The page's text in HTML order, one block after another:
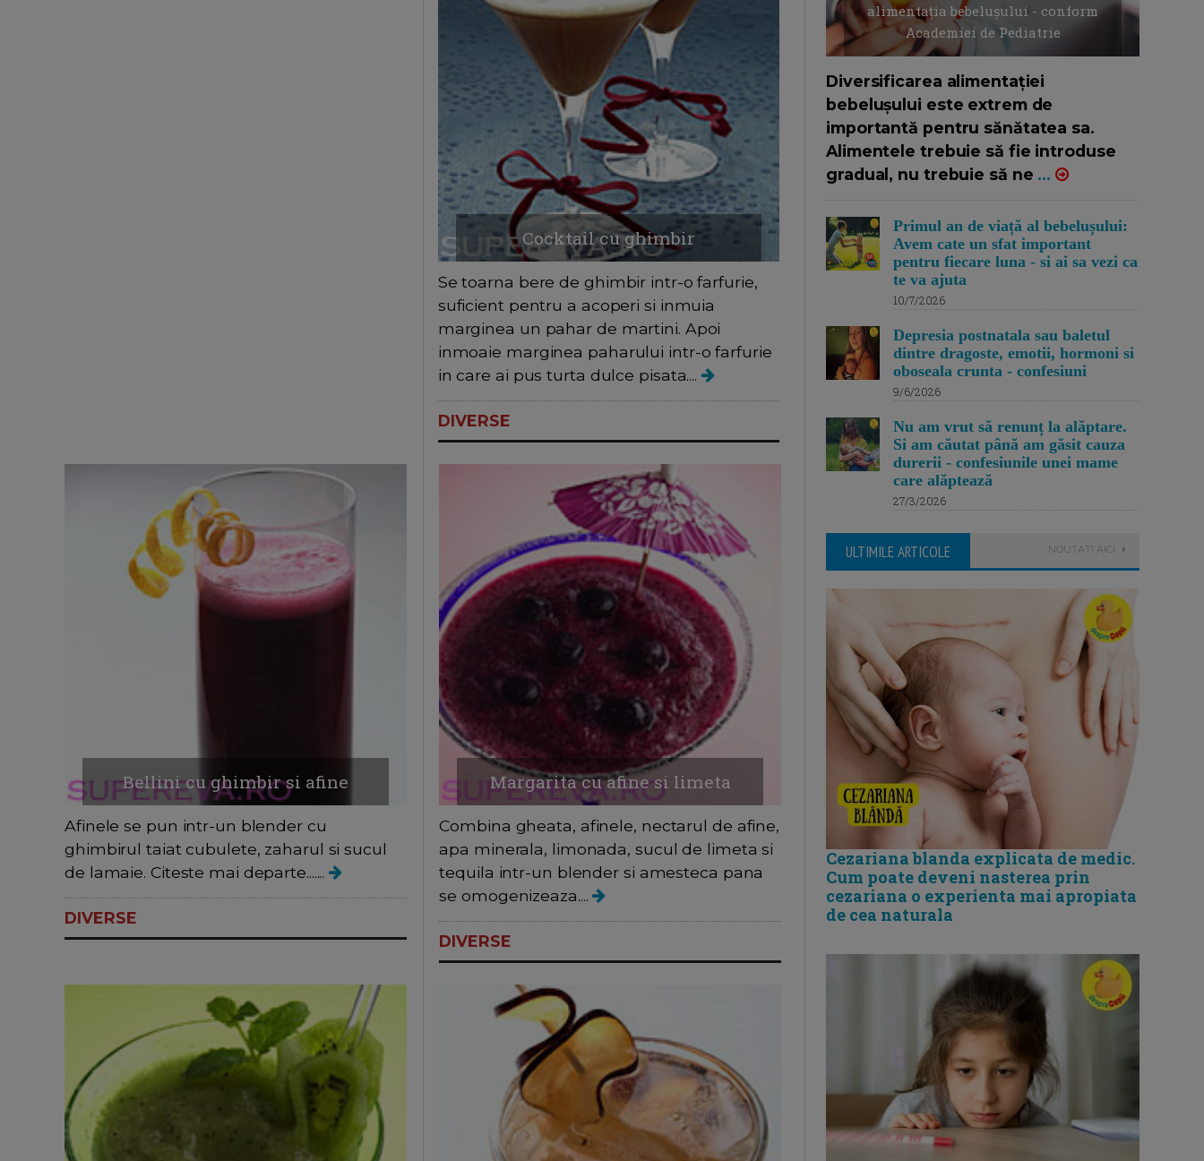
Cocktail cu ghimbir
Se toarna bere de ghimbir intr-o farfurie,
suficient pentru a acoperi si inmuia
marginea un pahar de martini. Apoi
inmoaie marginea paharului intr-o farfurie
in care ai pus turta dulce pisata....
DIVERSE
Bellini cu ghimbir si afine
Afinele se pun intr-un blender cu
ghimbirul taiat cubulete, zaharul si sucul
de lamaie. Citeste mai departe.......
DIVERSE
Margarita cu afine si limeta
Combina gheata, afinele, nectarul de afine,
apa minerala, limonada, sucul de limeta si
tequila intr-un blender si amesteca pana
se omogenizeaza....
DIVERSE
alimentația bebelușului - conform
Academiei de Pediatrie
Diversificarea alimentației
bebelușului este extrem de
importantă pentru sănătatea sa.
Alimentele trebuie să fie introduse
gradual, nu trebuie să ne ...
Primul an de viață al bebelușului:
Avem cate un sfat important
pentru fiecare luna - si ai sa vezi ca
te va ajuta
10/7/2026
Depresia postnatala sau baletul
dintre dragoste, emotii, hormoni si
oboseala crunta - confesiuni
9/6/2026
Nu am vrut să renunț la alăptare.
Si am căutat până am găsit cauza
durerii - confesiunile unei mame
care alăptează
27/3/2026
ULTIMILE ARTICOLE NOUTATI AICI
Cezariana blanda explicata de medic.
Cum poate deveni nasterea prin
cezariana o experienta mai apropiata
de cea naturala